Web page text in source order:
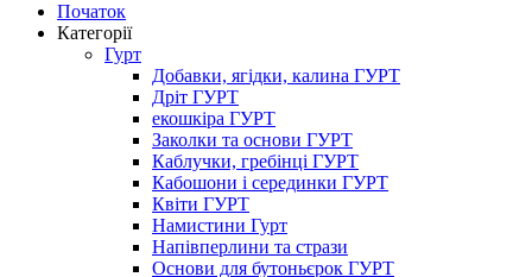
Початок
Категорії
Гурт
Добавки, ягідки, калина ГУРТ
Дріт ГУРТ
екошкіра ГУРТ
Заколки та основи ГУРТ
Каблучки, гребінці ГУРТ
Кабошони і серединки ГУРТ
Квіти ГУРТ
Намистини Гурт
Напівперлини та стрази
Основи для бутоньєрок ГУРТ